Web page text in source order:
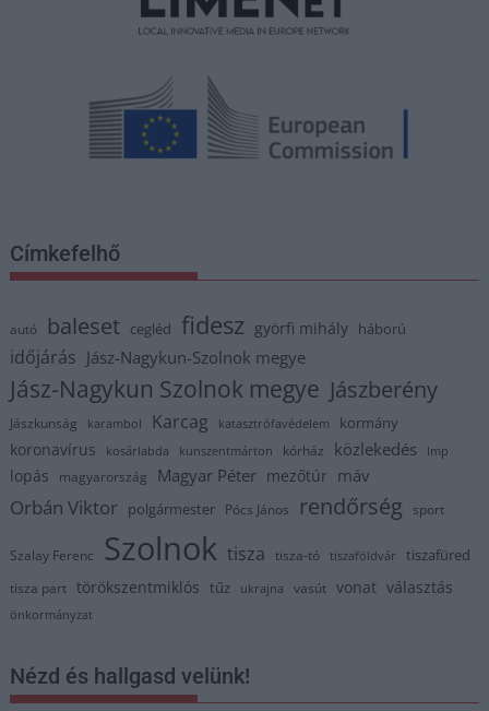
Címkefelhő
autó baleset cegléd fidesz györfi mihály háború
időjárás Jász-Nagykun-Szolnok megye
Jász-Nagykun Szolnok megye Jászberény
Jászkunság karambol Karcag katasztrófavédelem kormány
koronavírus kosárlabda kunszentmárton kórház közlekedés lmp
lopás magyarország Magyar Péter mezőtúr máv
Orbán Viktor polgármester Pócs János rendőrség sport
Szalay Ferenc Szolnok tisza tisza-tó tiszaföldvár tiszafüred
tisza part törökszentmiklós tűz ukrajna vasút vonat választás
önkormányzat
Nézd és hallgasd velünk!